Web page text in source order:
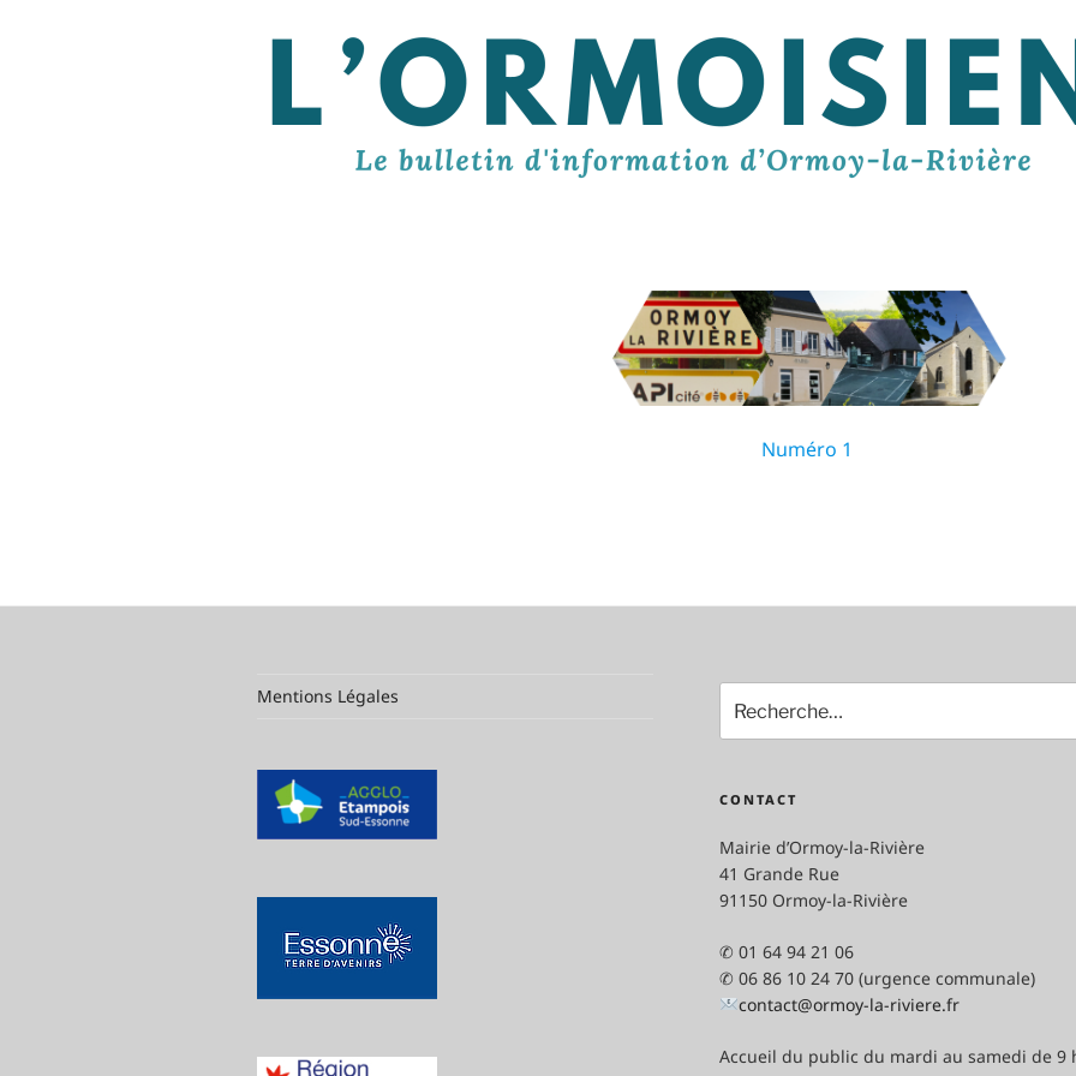
Numéro 1
Mentions Légales
pour
:
CONTACT
Mairie d’Ormoy-la-Rivière
41 Grande Rue
91150 Ormoy-la-Rivière
✆ 01 64 94 21 06
✆ 06 86 10 24 70 (urgence communale)
contact@ormoy-la-riviere.fr
Accueil du public du mardi au samedi de 9